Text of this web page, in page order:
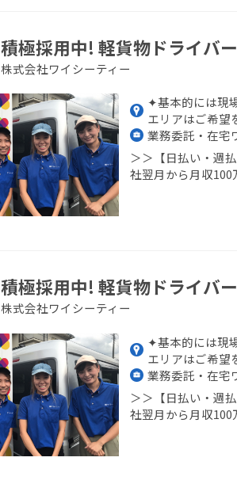
積極採用中! 軽貨物ドライバー
株式会社ワイシーティー
✦基本的には現
エリアはご希望
業務委託・在宅
＞＞【日払い・週
社翌月から月収100
積極採用中! 軽貨物ドライバー
株式会社ワイシーティー
✦基本的には現
エリアはご希望
業務委託・在宅
＞＞【日払い・週
社翌月から月収100